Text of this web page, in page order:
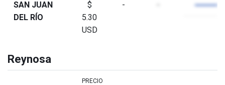
SAN JUAN
DEL RÍO
$
5.30
USD
-
Reynosa
PRECIO